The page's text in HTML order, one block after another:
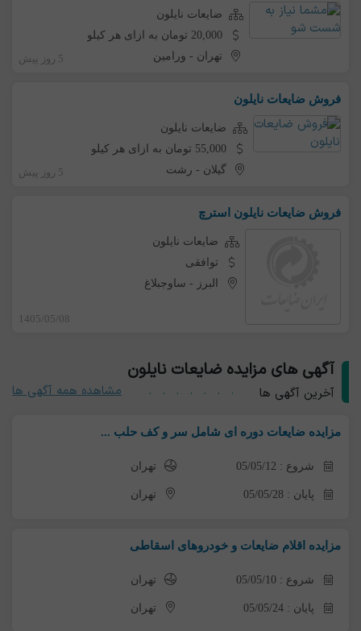
ضایعات نایلون
20,000 تومان به ازای هر کیلو
تهران - ورامین 5 روز پیش
فروش ضایعات نایلون
ضایعات نایلون
55,000 تومان به ازای هر کیلو
گیلان - رشت 5 روز پیش
فروش ضایعات نایلون استرچ
ضایعات نایلون
توافقی
البرز - ساوجبلاغ
1405/05/08
آگهی های مزایده ضایعات نایلون
آخرین آگهی ها مشاهده همه آگهی ها
مزایده ضایعات دوره ای شامل سر و کف حلب ...
شروع : 05/05/12 تهران
پایان : 05/05/28 تهران
مزایده اقلام ضایعات و خودروهای اسقاطی
شروع : 05/05/10 تهران
پایان : 05/05/24 تهران